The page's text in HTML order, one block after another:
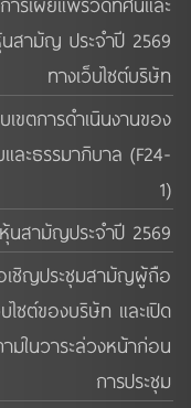
สามัญ ประจำปี 2569
ทางเว็บไซต์บริษัท
ขตการดำเนินงานของ
ะธรรมาภิบาล (F24-
1)
นสามัญประจำปี 2569
เชิญประชุมสามัญผู้ถือ
ไซต์ของบริษัท และเปิด
มในวาระล่วงหน้าก่อน
การประชุม